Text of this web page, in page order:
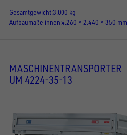
Gesamtgewicht3.000 kg
Aufbaumaße innen 4.260 × 2.440 × 350 mm
MASCHINENTRANSPORTER
UM 4224-35-13